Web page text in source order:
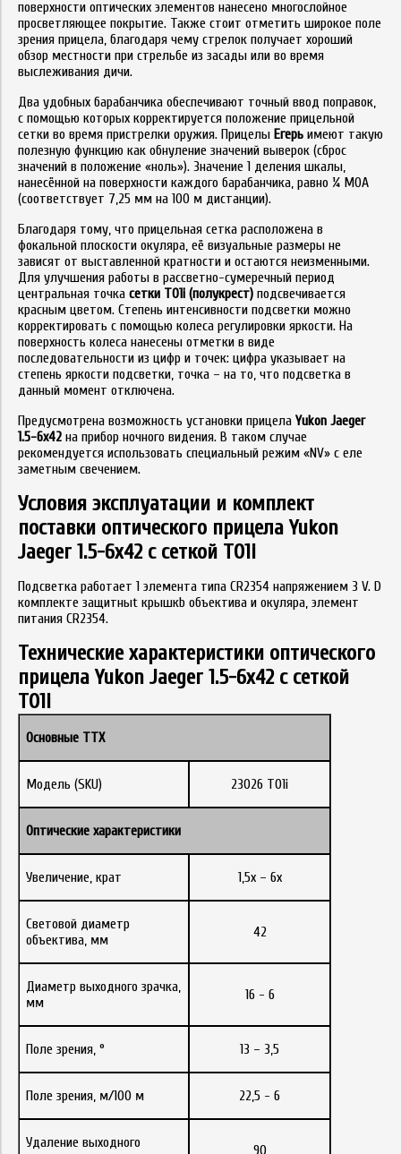
поверхности оптических элементов нанесено многослойное
просветляющее покрытие. Также стоит отметить широкое поле
зрения прицела, благодаря чему стрелок получает хороший
обзор местности при стрельбе из засады или во время
выслеживания дичи.
Два удобных барабанчика обеспечивают точный ввод поправок,
с помощью которых корректируется положение прицельной
сетки во время пристрелки оружия. Прицелы Егерь имеют такую
полезную функцию как обнуление значений выверок (сброс
значений в положение «ноль»). Значение 1 деления шкалы,
нанесённой на поверхности каждого барабанчика, равно ¼ MOA
(соответствует 7,25 мм на 100 м дистанции).
Благодаря тому, что прицельная сетка расположена в
фокальной плоскости окуляра, её визуальные размеры не
зависят от выставленной кратности и остаются неизменными.
Для улучшения работы в рассветно-сумеречный период
центральная точка сетки T01i (полукрест) подсвечивается
красным цветом. Степень интенсивности подсветки можно
корректировать с помощью колеса регулировки яркости. На
поверхность колеса нанесены отметки в виде
последовательности из цифр и точек: цифра указывает на
степень яркости подсветки, точка – на то, что подсветка в
данный момент отключена.
Предусмотрена возможность установки прицела Yukon Jaeger
1.5-6x42 на прибор ночного видения. В таком случае
рекомендуется использовать специальный режим «NV» с еле
заметным свечением.
Условия эксплуатации и комплект
поставки оптического прицела Yukon
Jaeger 1.5-6x42 с сеткой T01i
Подсветка работает 1 элемента типа CR2354 напряжением 3 V. D
комплекте защитныt крышкb объектива и окуляра, элемент
питания CR2354.
Технические характеристики оптического
прицела Yukon Jaeger 1.5-6x42 с сеткой
T01i
Основные ТТХ
Модель (SKU) 23026 T01i
Оптические характеристики
Увеличение, крат 1,5х – 6х
Световой диаметр
объектива, мм
42
Диаметр выходного зрачка,
мм
16 - 6
Поле зрения, ° 13 – 3,5
Поле зрения, м/100 м 22,5 - 6
Удаление выходного
90